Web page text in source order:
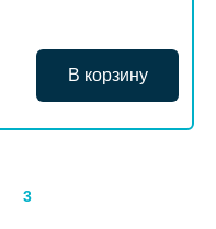
В корзину
3